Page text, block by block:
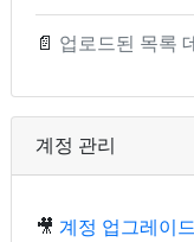
📄 업로드된 목록
계정 관리
🎥 계정 업그레이